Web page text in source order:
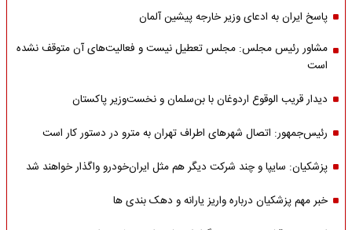
پاسخ ایران به ادعای وزیر خارجه پیشین آلمان
مشاور رئیس مجلس: مجلس تعطیل نیست و فعالیت‌های آن متوقف نشده
است
دیدار قریب الوقوع اردوغان با بن‌سلمان و نخست‌وزیر پاکستان
رئیس‌جمهور: اتصال شهرهای اطراف تهران به مترو در دستور کار است
پزشکیان: سایپا و چند شرکت دیگر هم مثل ایران‌خودرو واگذار خواهند شد
خبر مهم پزشکیان درباره واریز یارانه و دهک بندی ها